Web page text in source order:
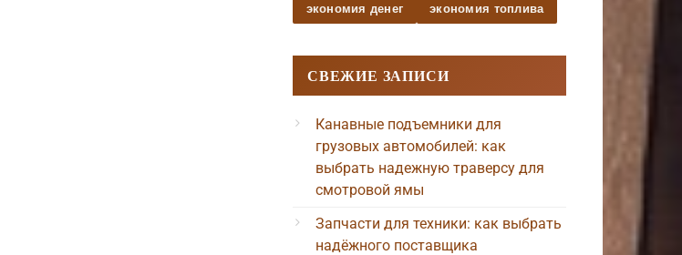
экономия денег экономия топлива
СВЕЖИЕ ЗАПИСИ
Канавные подъемники для
грузовых автомобилей: как
выбрать надежную траверсу для
смотровой ямы
Запчасти для техники: как выбрать
надёжного поставщика